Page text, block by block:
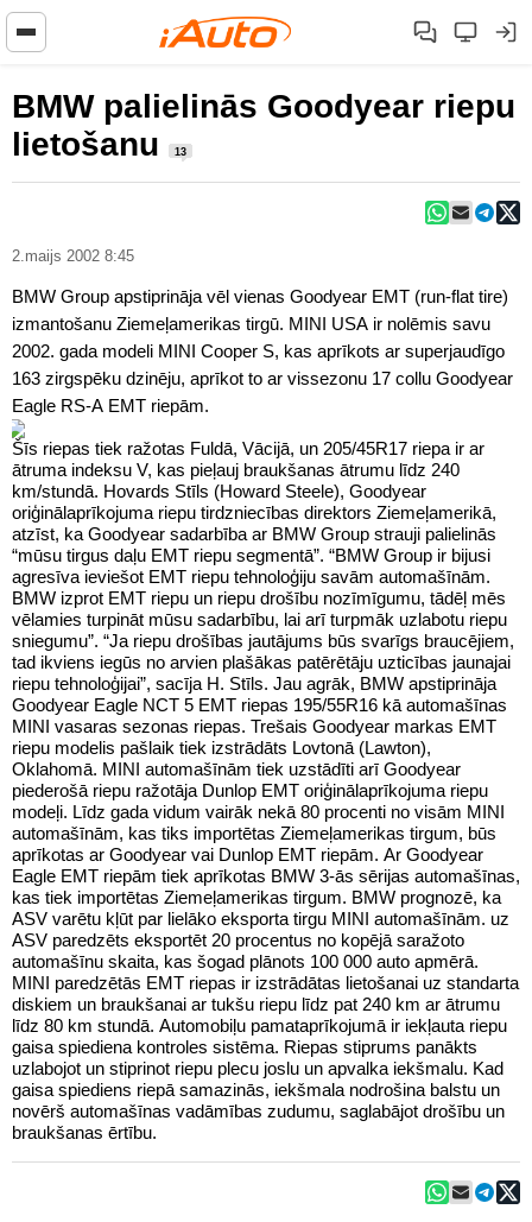
BMW palielinās Goodyear riepu
lietošanu
13
2.maijs 2002 8:45
BMW Group apstiprināja vēl vienas Goodyear EMT (run-flat tire)
izmantošanu Ziemeļamerikas tirgū. MINI USA ir nolēmis savu
2002. gada modeli MINI Cooper S, kas aprīkots ar superjaudīgo
163 zirgspēku dzinēju, aprīkot to ar vissezonu 17 collu Goodyear
Eagle RS-A EMT riepām.
Šīs riepas tiek ražotas Fuldā, Vācijā, un 205/45R17 riepa ir ar
ātruma indeksu V, kas pieļauj braukšanas ātrumu līdz 240
km/stundā. Hovards Stīls (Howard Steele), Goodyear
oriģinālaprīkojuma riepu tirdzniecības direktors Ziemeļamerikā,
atzīst, ka Goodyear sadarbība ar BMW Group strauji palielinās
“mūsu tirgus daļu EMT riepu segmentā”. “BMW Group ir bijusi
agresīva ieviešot EMT riepu tehnoloģiju savām automašīnām.
BMW izprot EMT riepu un riepu drošību nozīmīgumu, tādēļ mēs
vēlamies turpināt mūsu sadarbību, lai arī turpmāk uzlabotu riepu
sniegumu”. “Ja riepu drošības jautājums būs svarīgs braucējiem,
tad ikviens iegūs no arvien plašākas patērētāju uzticības jaunajai
riepu tehnoloģijai”, sacīja H. Stīls. Jau agrāk, BMW apstiprināja
Goodyear Eagle NCT 5 EMT riepas 195/55R16 kā automašīnas
MINI vasaras sezonas riepas. Trešais Goodyear markas EMT
riepu modelis pašlaik tiek izstrādāts Lovtonā (Lawton),
Oklahomā. MINI automašīnām tiek uzstādīti arī Goodyear
piederošā riepu ražotāja Dunlop EMT oriģinālaprīkojuma riepu
modeļi. Līdz gada vidum vairāk nekā 80 procenti no visām MINI
automašīnām, kas tiks importētas Ziemeļamerikas tirgum, būs
aprīkotas ar Goodyear vai Dunlop EMT riepām. Ar Goodyear
Eagle EMT riepām tiek aprīkotas BMW 3-ās sērijas automašīnas,
kas tiek importētas Ziemeļamerikas tirgum. BMW prognozē, ka
ASV varētu kļūt par lielāko eksporta tirgu MINI automašīnām. uz
ASV paredzēts eksportēt 20 procentus no kopējā saražoto
automašīnu skaita, kas šogad plānots 100 000 auto apmērā.
MINI paredzētās EMT riepas ir izstrādātas lietošanai uz standarta
diskiem un braukšanai ar tukšu riepu līdz pat 240 km ar ātrumu
līdz 80 km stundā. Automobiļu pamataprīkojumā ir iekļauta riepu
gaisa spiediena kontroles sistēma. Riepas stiprums panākts
uzlabojot un stiprinot riepu plecu joslu un apvalka iekšmalu. Kad
gaisa spiediens riepā samazinās, iekšmala nodrošina balstu un
novērš automašīnas vadāmības zudumu, saglabājot drošību un
braukšanas ērtību.